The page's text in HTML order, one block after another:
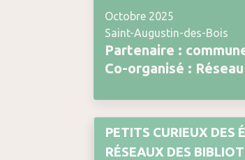
Octobre 2025
Saint-Augustin-des-Bois
Partenaire :
Co-organisé :
PETITS CURIEUX DES
RÉSEAUX DES